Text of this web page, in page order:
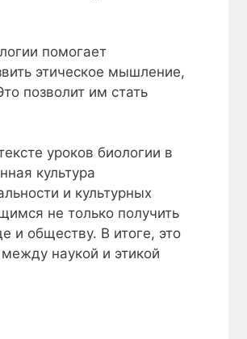
помогает
этическое мышление,
позволит им стать
уроков биологии в
культура
и культурных
не только получить
и обществу. В итоге, это
наукой и этикой